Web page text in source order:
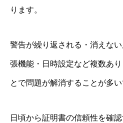
ります。
警告が繰り返される・消えな
張機能・日時設定など複数あ
とで問題が解消することが多い
日頃から証明書の信頼性を確